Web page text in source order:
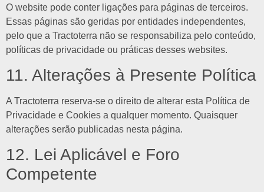
O website pode conter ligações para páginas de terceiros.
Essas páginas são geridas por entidades independentes,
pelo que a Tractoterra não se responsabiliza pelo conteúdo,
políticas de privacidade ou práticas desses websites.
11. Alterações à Presente Política
A Tractoterra reserva-se o direito de alterar esta Política de
Privacidade e Cookies a qualquer momento. Quaisquer
alterações serão publicadas nesta página.
12. Lei Aplicável e Foro
Competente